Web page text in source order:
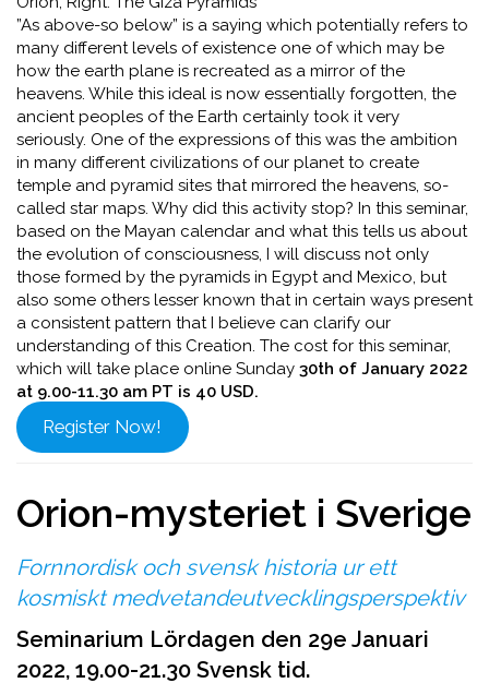
”As above-so below” is a saying which potentially refers to
many different levels of existence one of which may be
how the earth plane is recreated as a mirror of the
heavens. While this ideal is now essentially forgotten, the
ancient peoples of the Earth certainly took it very
seriously. One of the expressions of this was the ambition
in many different civilizations of our planet to create
temple and pyramid sites that mirrored the heavens, so-
called star maps. Why did this activity stop? In this seminar,
based on the Mayan calendar and what this tells us about
the evolution of consciousness, I will discuss not only
those formed by the pyramids in Egypt and Mexico, but
also some others lesser known that in certain ways present
a consistent pattern that I believe can clarify our
understanding of this Creation. The cost for this seminar,
which will take place online Sunday 30th of January 2022
at 9.00-11.30 am PT is 40 USD.
Register Now!
Orion-mysteriet i Sverige
Fornnordisk och svensk historia ur ett
kosmiskt medvetandeutvecklingsperspektiv
Seminarium Lördagen den 29e Januari
2022, 19.00-21.30 Svensk tid.